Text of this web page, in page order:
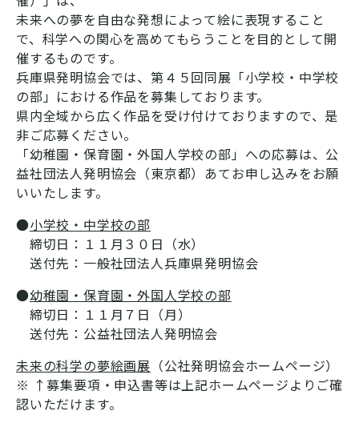
未来への夢を自由な発想によって絵に表現すること
で、科学への関心を高めてもらうことを目的として開
催するものです。
兵庫県発明協会では、第４５回同展「小学校・中学校
の部」における作品を募集しております。
県内全域から広く作品を受け付けておりますので、是
非ご応募ください。
「幼稚園・保育園・外国人学校の部」への応募は、公
益社団法人発明協会（東京都）あてお申し込みをお願
いいたします。
●小学校・中学校の部
締切日：１１月３０日（水）
送付先：一般社団法人兵庫県発明協会
●幼稚園・保育園・外国人学校の部
締切日：１１月７日（月）
送付先：公益社団法人発明協会
未来の科学の夢絵画展 （公社発明協会ホームページ）
※ ↑募集要項・申込書等は上記ホームページよりご確
認いただけます。